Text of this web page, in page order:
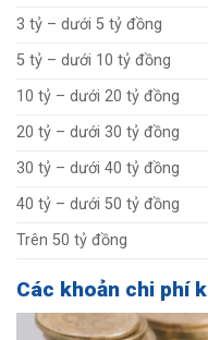
3 tỷ – dưới 5 tỷ đồng
5 tỷ – dưới 10 tỷ đồng
10 tỷ – dưới 20 tỷ đồng
20 tỷ – dưới 30 tỷ đồng
30 tỷ – dưới 40 tỷ đồng
40 tỷ – dưới 50 tỷ đồng
Trên 50 tỷ đồng
Các khoản chi phí